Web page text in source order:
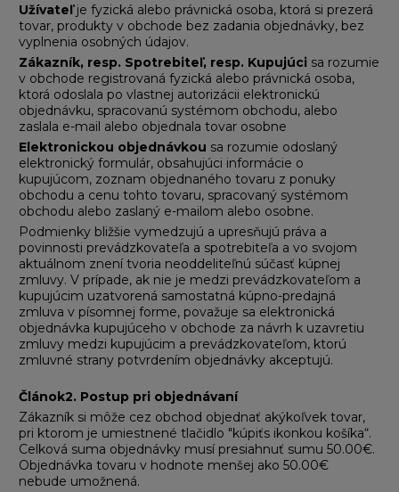
Užívateľje fyzická alebo právnická osoba, ktorá si prezerá
tovar, produkty v obchode bez zadania objednávky, bez
vyplnenia osobných údajov.
Zákazník, resp. Spotrebiteľ, resp. Kupujúci sa rozumie
v obchode registrovaná fyzická alebo právnická osoba,
ktorá odoslala po vlastnej autorizácii elektronickú
objednávku, spracovanú systémom obchodu, alebo
zaslala e-mail alebo objednala tovar osobne
Elektronickou objednávkou sa rozumie odoslaný
elektronický formulár, obsahujúci informácie o
kupujúcom, zoznam objednaného tovaru z ponuky
obchodu a cenu tohto tovaru, spracovaný systémom
obchodu alebo zaslaný e-mailom alebo osobne.
Podmienky bližšie vymedzujú a upresňujú práva a
povinnosti prevádzkovateľa a spotrebiteľa a vo svojom
aktuálnom znení tvoria neoddeliteľnú súčasť kúpnej
zmluvy. V prípade, ak nie je medzi prevádzkovateľom a
kupujúcim uzatvorená samostatná kúpno-predajná
zmluva v písomnej forme, považuje sa elektronická
objednávka kupujúceho v obchode za návrh k uzavretiu
zmluvy medzi kupujúcim a prevádzkovateľom, ktorú
zmluvné strany potvrdením objednávky akceptujú.
Článok2. Postup pri objednávaní
Zákazník si môže cez obchod objednať akýkoľvek tovar,
pri ktorom je umiestnené tlačidlo "kúpiťs ikonkou košíka“.
Celková suma objednávky musí presiahnuť sumu 50.00€.
Objednávka tovaru v hodnote menšej ako 50.00€
nebude umožnená.